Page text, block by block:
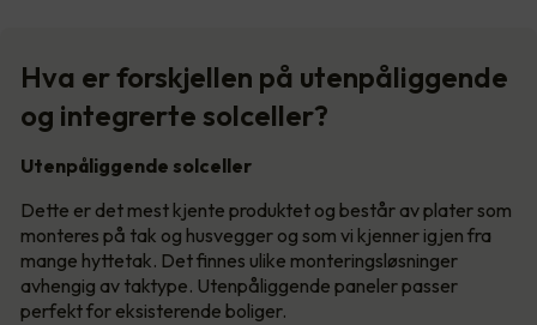
Hva er forskjellen på utenpåliggende
og integrerte solceller?
Utenpåliggende solceller
Dette er det mest kjente produktet og består av plater som
monteres på tak og husvegger og som vi kjenner igjen fra
mange hyttetak. Det finnes ulike monteringsløsninger
avhengig av taktype. Utenpåliggende paneler passer
perfekt for eksisterende boliger.